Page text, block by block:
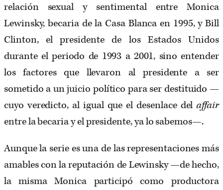
relación sexual y sentimental entre Monica
Lewinsky, becaria de la Casa Blanca en 1995, y Bill
Clinton, el presidente de los Estados Unidos
durante el periodo de 1993 a 2001, sino entender
los factores que llevaron al presidente a ser
sometido a un juicio político para ser destituido —
cuyo veredicto, al igual que el desenlace delaffair
entre la becaria y el presidente, ya lo sabemos—.
Aunque la serie es una de las representaciones más
amables con la reputación de Lewinsky —de hecho,
la misma Monica participó como productora